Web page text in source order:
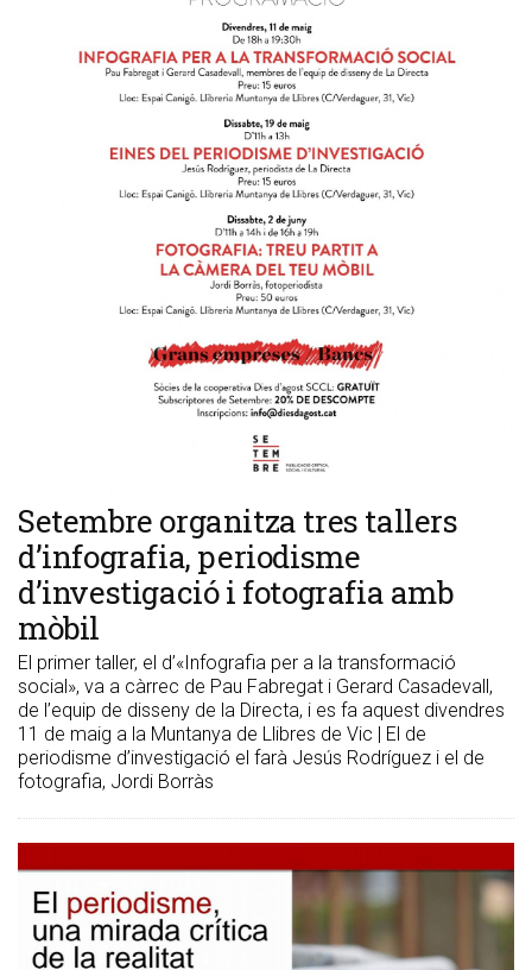
Setembre organitza tres tallers
d’infografia, periodisme
d’investigació i fotografia amb
mòbil
El primer taller, el d’«Infografia per a la transformació
social», va a càrrec de Pau Fabregat i Gerard Casadevall,
de l’equip de disseny de la Directa, i es fa aquest divendres
11 de maig a la Muntanya de Llibres de Vic | El de
periodisme d’investigació el farà Jesús Rodríguez i el de
fotografia, Jordi Borràs